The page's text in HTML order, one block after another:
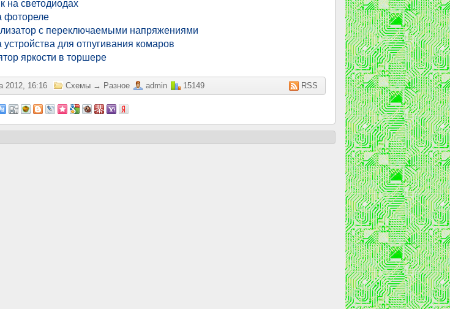
на светодиодах
фотореле
с переключаемыми напряжениями
для отпугивания комаров
яркости в торшере
2012, 16:16 Схемы → Разное admin 15149 RSS